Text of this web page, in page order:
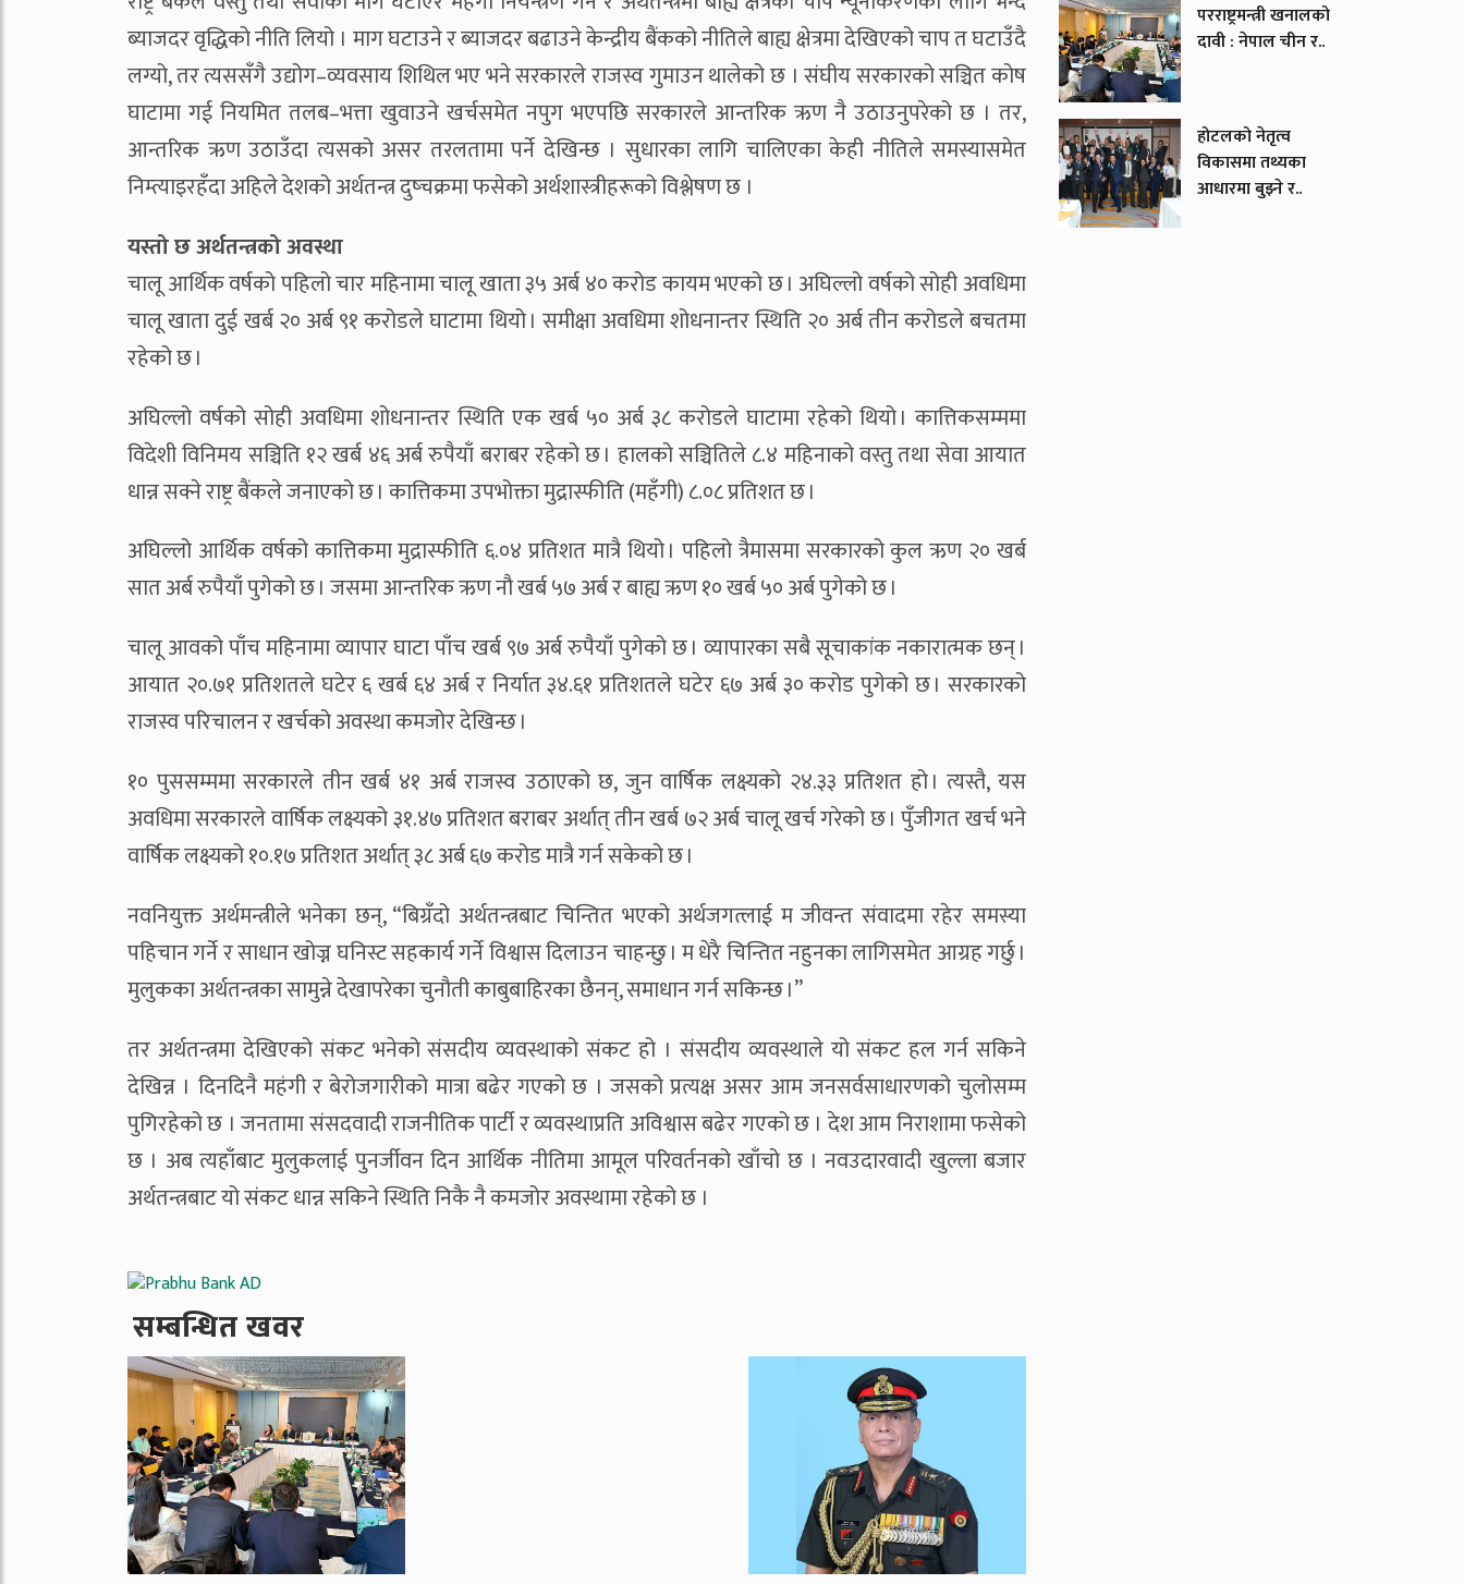
ब्याजदर वृद्धिको नीति लियो । माग घटाउने र ब्याजदर बढाउने केन्द्रीय बैंकको नीतिले बाह्य क्षेत्रमा देखिएको चाप त घटाउँदै
लग्यो, तर त्यससँगै उद्योग–व्यवसाय शिथिल भए भने सरकारले राजस्व गुमाउन थालेको छ । संघीय सरकारको सञ्चित कोष
घाटामा गई नियमित तलब–भत्ता खुवाउने खर्चसमेत नपुग भएपछि सरकारले आन्तरिक ऋण नै उठाउनुपरेको छ । तर,
आन्तरिक ऋण उठाउँदा त्यसको असर तरलतामा पर्ने देखिन्छ । सुधारका लागि चालिएका केही नीतिले समस्यासमेत
निम्त्याइरहँदा अहिले देशको अर्थतन्त्र दुष्चक्रमा फसेको अर्थशास्त्रीहरूको विश्लेषण छ ।
यस्तो छ अर्थतन्त्रको अवस्था
चालू आर्थिक वर्षको पहिलो चार महिनामा चालू खाता ३५ अर्ब ४० करोड कायम भएको छ । अघिल्लो वर्षको सोही अवधिमा
चालू खाता दुई खर्ब २० अर्ब ९१ करोडले घाटामा थियो । समीक्षा अवधिमा शोधनान्तर स्थिति २० अर्ब तीन करोडले बचतमा
रहेको छ ।
अघिल्लो वर्षको सोही अवधिमा शोधनान्तर स्थिति एक खर्ब ५० अर्ब ३८ करोडले घाटामा रहेको थियो । कात्तिकसम्ममा
विदेशी विनिमय सञ्चिति १२ खर्ब ४६ अर्ब रुपैयाँ बराबर रहेको छ । हालको सञ्चितिले ८.४ महिनाको वस्तु तथा सेवा आयात
धान्न सक्ने राष्ट्र बैंकले जनाएको छ । कात्तिकमा उपभोक्ता मुद्रास्फीति (महँगी) ८.०८ प्रतिशत छ ।
अघिल्लो आर्थिक वर्षको कात्तिकमा मुद्रास्फीति ६.०४ प्रतिशत मात्रै थियो । पहिलो त्रैमासमा सरकारको कुल ऋण २० खर्ब
सात अर्ब रुपैयाँ पुगेको छ । जसमा आन्तरिक ऋण नौ खर्ब ५७ अर्ब र बाह्य ऋण १० खर्ब ५० अर्ब पुगेको छ ।
चालू आवको पाँच महिनामा व्यापार घाटा पाँच खर्ब ९७ अर्ब रुपैयाँ पुगेको छ । व्यापारका सबै सूचाकांक नकारात्मक छन् ।
आयात २०.७१ प्रतिशतले घटेर ६ खर्ब ६४ अर्ब र निर्यात ३४.६१ प्रतिशतले घटेर ६७ अर्ब ३० करोड पुगेको छ । सरकारको
राजस्व परिचालन र खर्चको अवस्था कमजोर देखिन्छ ।
१० पुससम्ममा सरकारले तीन खर्ब ४१ अर्ब राजस्व उठाएको छ, जुन वार्षिक लक्ष्यको २४.३३ प्रतिशत हो । त्यस्तै, यस
अवधिमा सरकारले वार्षिक लक्ष्यको ३१.४७ प्रतिशत बराबर अर्थात् तीन खर्ब ७२ अर्ब चालू खर्च गरेको छ । पुँजीगत खर्च भने
वार्षिक लक्ष्यको १०.१७ प्रतिशत अर्थात् ३८ अर्ब ६७ करोड मात्रै गर्न सकेको छ ।
नवनियुक्त अर्थमन्त्रीले भनेका छन्, “बिग्रँदो अर्थतन्त्रबाट चिन्तित भएको अर्थजगत्लाई म जीवन्त संवादमा रहेर समस्या
पहिचान गर्ने र साधान खोज्न घनिस्ट सहकार्य गर्ने विश्वास दिलाउन चाहन्छु । म धेरै चिन्तित नहुनका लागिसमेत आग्रह गर्छु ।
मुलुकका अर्थतन्त्रका सामुन्ने देखापरेका चुनौती काबुबाहिरका छैनन्, समाधान गर्न सकिन्छ ।”
तर अर्थतन्त्रमा देखिएको संकट भनेको संसदीय व्यवस्थाको संकट हो । संसदीय व्यवस्थाले यो संकट हल गर्न सकिने
देखिन्न । दिनदिनै महंगी र बेरोजगारीको मात्रा बढेर गएको छ । जसको प्रत्यक्ष असर आम जनसर्वसाधारणको चुलोसम्म
पुगिरहेको छ । जनतामा संसदवादी राजनीतिक पार्टी र व्यवस्थाप्रति अविश्वास बढेर गएको छ । देश आम निराशामा फसेको
छ । अब त्यहाँबाट मुलुकलाई पुनर्जीवन दिन आर्थिक नीतिमा आमूल परिवर्तनको खाँचो छ । नवउदारवादी खुल्ला बजार
अर्थतन्त्रबाट यो संकट धान्न सकिने स्थिति निकै नै कमजोर अवस्थामा रहेको छ ।
सम्बन्धित खवर
परराष्ट्रमन्त्री खनालको
दावी : नेपाल चीन र..
होटलको नेतृत्व
विकासमा तथ्यका
आधारमा बुझ्ने र..